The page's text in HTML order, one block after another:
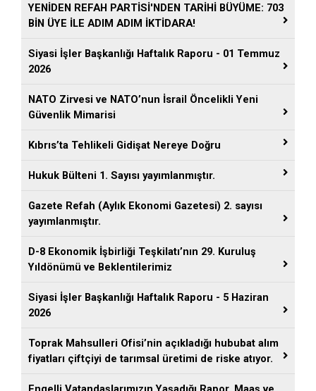
YENİDEN REFAH PARTİSİ'NDEN TARİHİ BÜYÜME: 703
BİN ÜYE İLE ADIM ADIM İKTİDARA!
Siyasi İşler Başkanlığı Haftalık Raporu - 01 Temmuz
2026
NATO Zirvesi ve NATO’nun İsrail Öncelikli Yeni
Güvenlik Mimarisi
Kıbrıs’ta Tehlikeli Gidişat Nereye Doğru
Hukuk Bülteni 1. Sayısı yayımlanmıştır.
Gazete Refah (Aylık Ekonomi Gazetesi) 2. sayısı
yayımlanmıştır.
D-8 Ekonomik İşbirliği Teşkilatı’nın 29. Kuruluş
Yıldönümü ve Beklentilerimiz
Siyasi İşler Başkanlığı Haftalık Raporu - 5 Haziran
2026
Toprak Mahsulleri Ofisi’nin açıkladığı hububat alım
fiyatları çiftçiyi de tarımsal üretimi de riske atıyor.